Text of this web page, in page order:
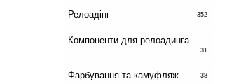
Релоадінг 352
Компоненти для релоадинга
31
Фарбування та камуфляж 38